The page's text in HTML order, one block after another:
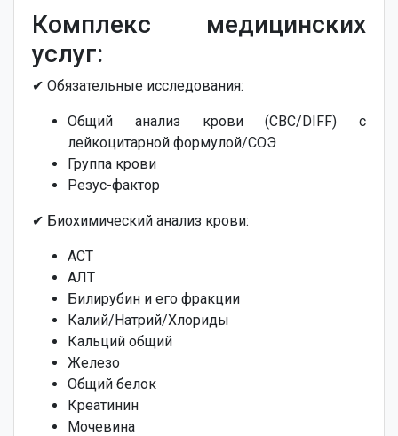
Комплекс медицинских
услуг:
✔ Обязательные исследования:
Общий анализ крови (CBC/DIFF) с
лейкоцитарной формулой/СОЭ
Группа крови
Резус-фактор
✔ Биохимический анализ крови:
АСТ
АЛТ
Билирубин и его фракции
Калий/Натрий/Хлориды
Кальций общий
Железо
Общий белок
Креатинин
Мочевина